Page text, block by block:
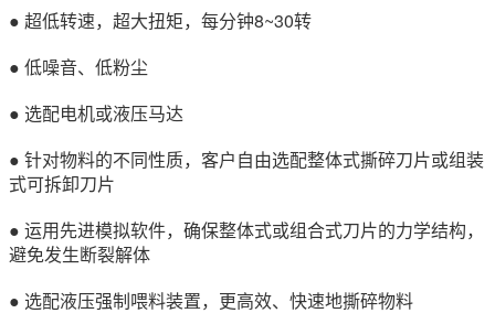
● 超低转速，超大扭矩，每分钟8~30转
● 低噪音、低粉尘
● 选配电机或液压马达
● 针对物料的不同性质，客户自由选配整体式撕碎刀片或组装
式可拆卸刀片
● 运用先进模拟软件，确保整体式或组合式刀片的力学结构，
避免发生断裂解体
● 选配液压强制喂料装置，更高效、快速地撕碎物料